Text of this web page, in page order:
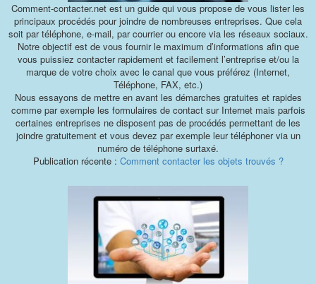
Comment-contacter.net est un guide qui vous propose de vous lister les
principaux procédés pour joindre de nombreuses entreprises. Que cela
soit par téléphone, e-mail, par courrier ou encore via les réseaux sociaux.
Notre objectif est de vous fournir le maximum d’informations afin que
vous puissiez contacter rapidement et facilement l’entreprise et/ou la
marque de votre choix avec le canal que vous préférez (Internet,
Téléphone, FAX, etc.)
Nous essayons de mettre en avant les démarches gratuites et rapides
comme par exemple les formulaires de contact sur Internet mais parfois
certaines entreprises ne disposent pas de procédés permettant de les
joindre gratuitement et vous devez par exemple leur téléphoner via un
numéro de téléphone surtaxé.
Publication récente : Comment contacter les objets trouvés ?